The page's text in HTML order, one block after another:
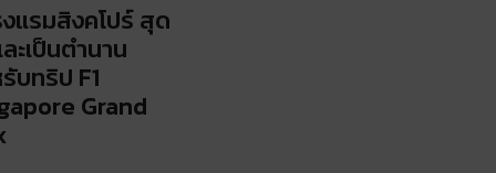
งแรมสิงคโปร์ สุด
ะเป็นตำนาน
บทริป F1
Grand